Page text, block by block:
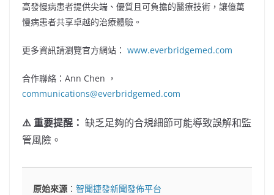
高發慢病患者提供尖端、優質且可負擔的醫療技術，讓億萬
慢病患者共享卓越的治療體驗。
更多資訊請瀏覽官方網站： www.everbridgemed.com
合作聯絡：Ann Chen ，
communications@everbridgemed.com
⚠️ 重要提醒： 缺乏足夠的合規細節可能導致誤解和監
管風險。
原始來源 ：智聞捷發新聞發佈平台